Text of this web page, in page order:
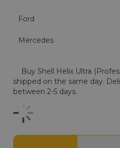
Ford
Mercedes
Buy Shell Helix Ultra
shipped on the same day.
between 2-5 days.